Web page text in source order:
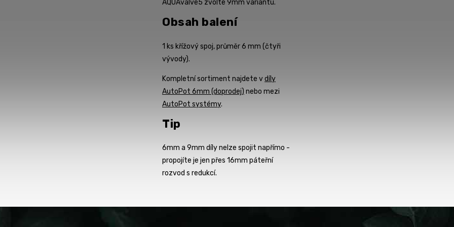
AQUAvalve5 zvolte 9mm variantu.
Obsah balení
1 ks křížový spoj, průměr 6 mm (čtyři
vývody).
Kompletní sortiment najdete vdíly
AutoPot 6mm (doprodej) nebo mezi
AutoPot systémy.
Tip
6mm a 9mm díly nelze spojit napřímo -
propojíte je jen přes 16mm páteřní
rozvod s redukcí.